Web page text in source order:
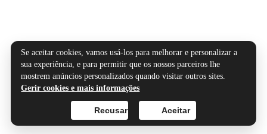
Se aceitar cookies, vamos usá-los para melhorar e personalizar a
sua experiência, e para permitir que os nossos parceiros lhe
mostrem anúncios personalizados quando visitar outros sites.
Gerir cookies e mais informações
Aceitar
Recusar